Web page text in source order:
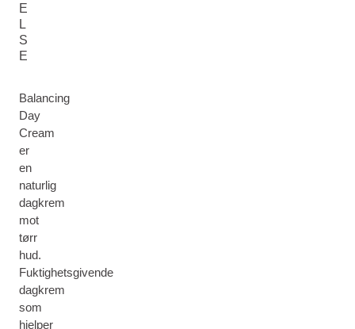
E
L
S
E
Balancing
Day
Cream
er
en
naturlig
dagkrem
mot
tørr
hud.
Fuktighetsgivende
dagkrem
som
hjelper